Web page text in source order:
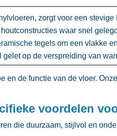
zorgt voor een
waar snel
tegels om een vlakke
op de verspreiding van
en de functie van de vloer.​
voordelen
die duurzaam, stijlvol en